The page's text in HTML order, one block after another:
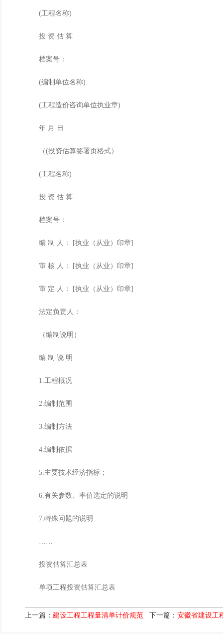
(工程名称)
投 资 估 算
档案号：
(编制单位名称)
(工程造价咨询单位执业章)
年 月 日
（(投资估算签署页格式）
(工程名称)
投 资 估 算
档案号：
编 制 人： [执业（从业）印章]
审 核 人： [执业（从业）印章]
审 定 人： [执业（从业）印章]
法定负责人：
（编制说明）
编 制 说 明
1.工程概况
2.编制范围
3.编制方法
4.编制依据
5.主要技术经济指标；
6.有关参数、率值选定的说明
7.特殊问题的说明
……
投资估算汇总表
单项工程投资估算汇总表
上一篇： 建设工程工程量清单计价规范 下一篇： 安徽省建设工